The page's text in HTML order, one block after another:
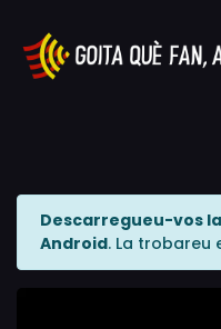
Descarregueu-vos
Android. La trobareu